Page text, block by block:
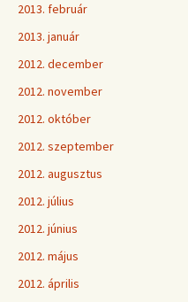
2013. február
2013. január
2012. december
2012. november
2012. október
2012. szeptember
2012. augusztus
2012. július
2012. június
2012. május
2012. április